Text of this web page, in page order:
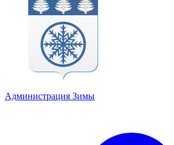
Администрация Зимы